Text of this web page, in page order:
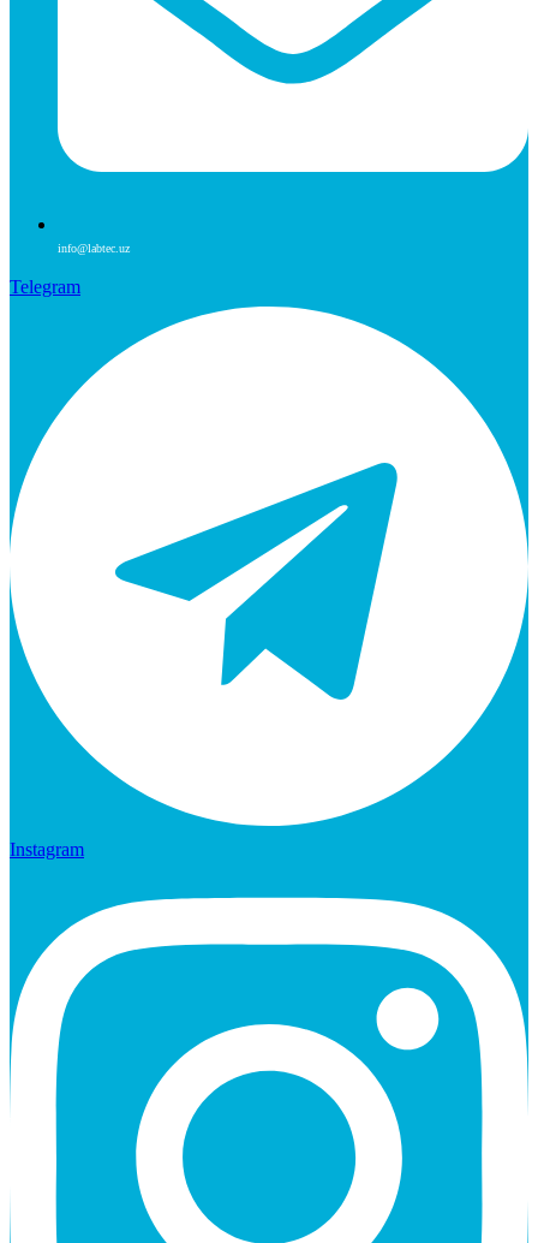
info@labtec.uz
Telegram
Instagram